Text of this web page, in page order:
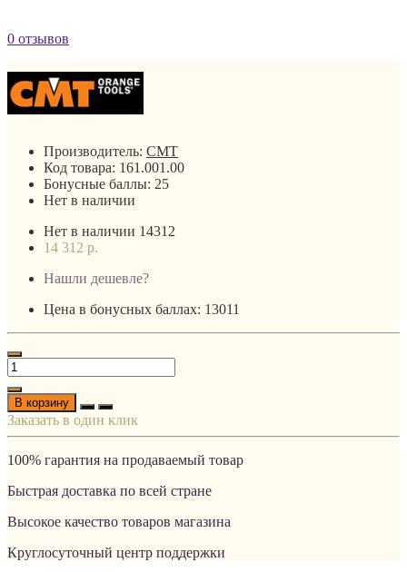
0 отзывов
Производитель: CMT
Код товара: 161.001.00
Бонусные баллы: 25
Нет в наличии
Нет в наличии 14312
14 312 р.
Нашли дешевле?
Цена в бонусных баллах: 13011
В корзину
Заказать в один клик
100% гарантия на продаваемый товар
Быстрая доставка по всей стране
Высокое качество товаров магазина
Круглосуточный центр поддержки